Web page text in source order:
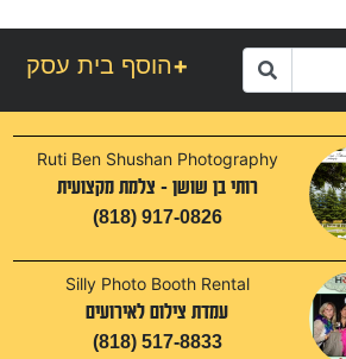
הוסף בית עסק+
Ruti Ben Shushan Photography
רותי בן שושן - צלמת מקצועית
(818) 917-0826
Silly Photo Booth Rental
עמדת צילום לאירועים
(818) 517-8833